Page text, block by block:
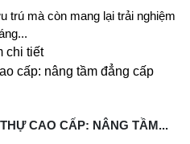
trú mà còn mang lại trải nghiệm
chi tiết
CAO CẤP: NÂNG TẦM...